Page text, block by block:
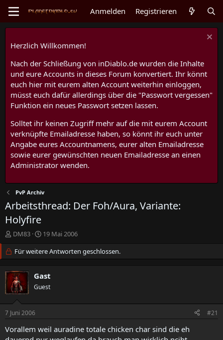
Anmelden Registrieren
Herzlich Willkommen!
Nach der Schließung von inDiablo.de wurden die Inhalte
und eure Accounts in dieses Forum konvertiert. Ihr könnt
euch hier mit eurem alten Account weiterhin einloggen,
müsst euch dafür allerdings über die "Passwort vergessen"
Funktion ein neues Passwort setzen lassen.
Solltet ihr keinen Zugriff mehr auf die mit eurem Account
verknüpfte Emailadresse haben, so könnt ihr euch unter
Angabe eures Accountnamens, eurer alten Emailadresse
sowie eurer gewünschten neuen Emailadresse an einen
Administrator wenden.
PvP Archiv
Arbeitsthread: Der Foh/Aura, Variante:
Holyfire
E
s
t
e
l
l
e
r
DM83
E
s
t
l
l
a
19 Mai 2006
Für weitere Antworten geschlossen.
Gast
Guest
7 Juni 2006 #21
Vorallem weil auradine totale chicken char sind die eh